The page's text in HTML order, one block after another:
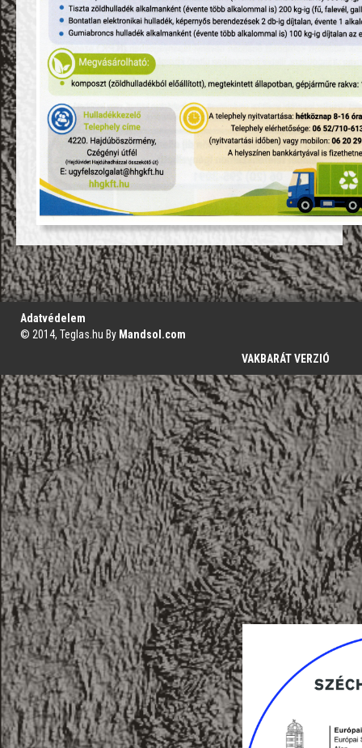
';
Adatvédelem
© 2014, Teglas.hu By Mandsol.com
VAKBARÁT VERZIÓ